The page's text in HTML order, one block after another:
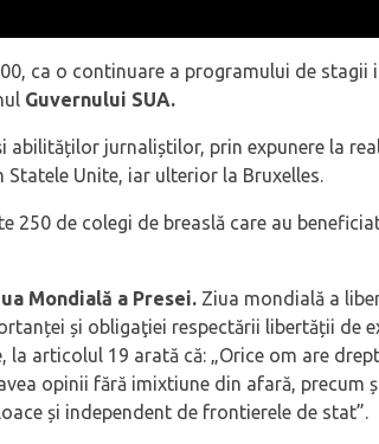
ca o continuare a programului de stagii
Guvernului SUA.
jurnaliștilor, prin expunere la
Unite, iar ulterior la Bruxelles.
250 de colegi de breaslă care au
Mondială a Presei. Ziua mondială a
și obligaţiei respectării libertății de
articolul 19 arată că: „Orice om are
opinii fără imixtiune din afară, precum
și independent de frontierele de stat”.